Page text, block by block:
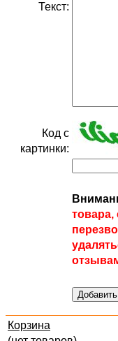
Текст:
Код с
картинки:
товара,
Корзина